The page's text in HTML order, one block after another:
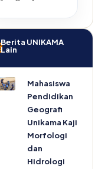
Berita UNIKAMA
Lain
Mahasiswa
Pendidikan
Geografi
Unikama Kaji
Morfologi
dan
Hidrologi